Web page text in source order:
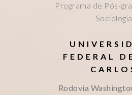
Programa de Pós-
Sociologia
FEDERAL
Rodovia